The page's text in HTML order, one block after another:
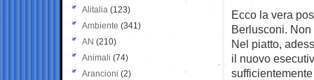
Ecco la vera
Berlusconi.
Nel piatto,
il nuovo
Alitalia (123)
Ambiente (341)
AN (210)
Animali (74)
Arancioni (2)